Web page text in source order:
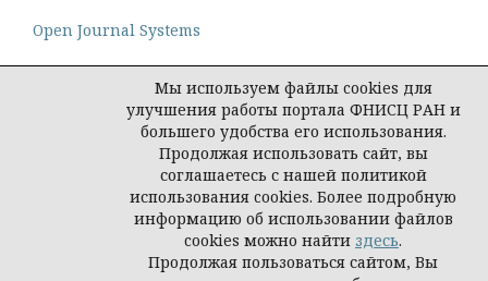
Open Journal Systems
Политика конфиденциальности персональных
© Социологическая наука и социальная практика,
Мы используем файлы cookies для
улучшения работы портала ФНИСЦ РАН и
большего удобства его использования.
Продолжая использовать сайт, вы
соглашаетесь с нашей политикой
использования cookies. Более подробную
информацию об использовании файлов
cookies можно найти здесь.
Продолжая пользоваться сайтом, Вы